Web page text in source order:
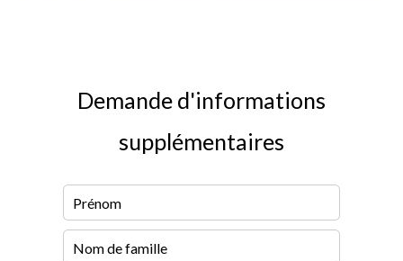
Demande d'informations
supplémentaires